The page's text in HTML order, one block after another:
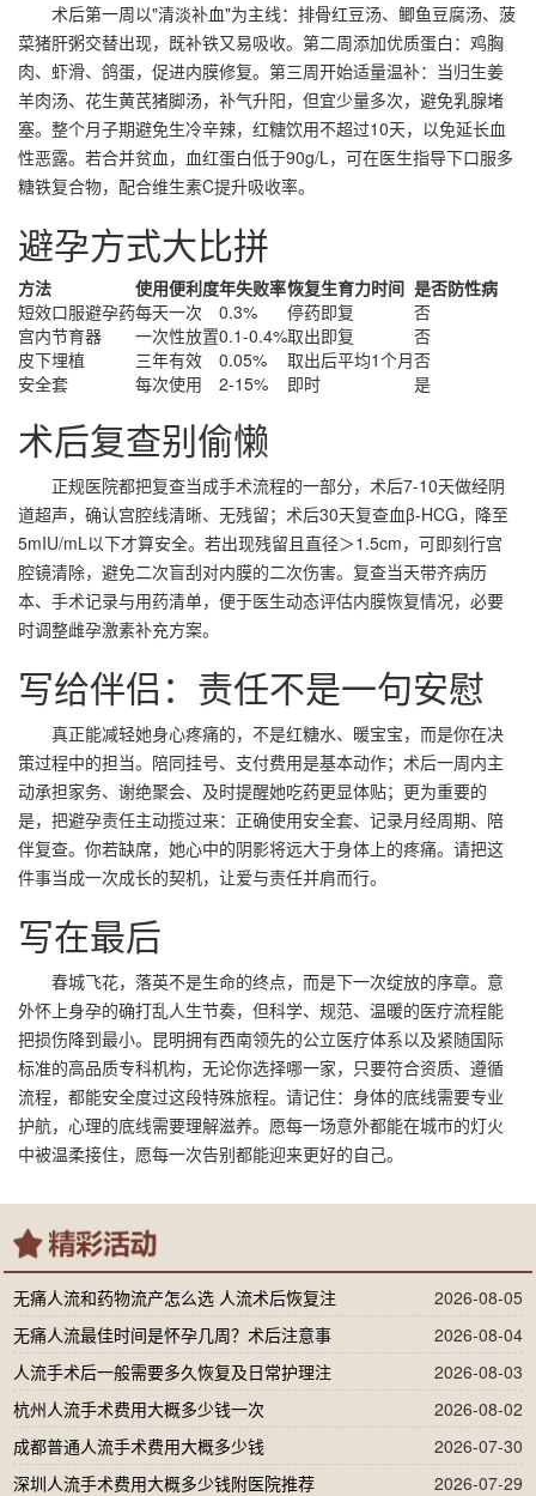
术后第一周以"清淡补血"为主线：排骨红豆汤、鲫鱼豆腐汤、菠
菜猪肝粥交替出现，既补铁又易吸收。第二周添加优质蛋白：鸡胸
肉、虾滑、鸽蛋，促进内膜修复。第三周开始适量温补：当归生姜
羊肉汤、花生黄芪猪脚汤，补气升阳，但宜少量多次，避免乳腺堵
塞。整个月子期避免生冷辛辣，红糖饮用不超过10天，以免延长血
性恶露。若合并贫血，血红蛋白低于90g/L，可在医生指导下口服多
糖铁复合物，配合维生素C提升吸收率。
避孕方式大比拼
方法 使用便利度年失败率恢复生育力时间 是否防性病
短效口服避孕药每天一次 0.3% 停药即复
否
宫内节育器
一次性放置0.1-0.4%取出即复
否
皮下埋植
三年有效 0.05% 取出后平均1个月否
安全套
每次使用 2-15% 即时 是
术后复查别偷懒
正规医院都把复查当成手术流程的一部分，术后7-10天做经阴
道超声，确认宫腔线清晰、无残留；术后30天复查血β-HCG，降至
5mIU/mL以下才算安全。若出现残留且直径＞1.5cm，可即刻行宫
腔镜清除，避免二次盲刮对内膜的二次伤害。复查当天带齐病历
本、手术记录与用药清单，便于医生动态评估内膜恢复情况，必要
时调整雌孕激素补充方案。
写给伴侣：责任不是一句安慰
真正能减轻她身心疼痛的，不是红糖水、暖宝宝，而是你在决
策过程中的担当。陪同挂号、支付费用是基本动作；术后一周内主
动承担家务、谢绝聚会、及时提醒她吃药更显体贴；更为重要的
是，把避孕责任主动揽过来：正确使用安全套、记录月经周期、陪
伴复查。你若缺席，她心中的阴影将远大于身体上的疼痛。请把这
件事当成一次成长的契机，让爱与责任并肩而行。
写在最后
春城飞花，落英不是生命的终点，而是下一次绽放的序章。意
外怀上身孕的确打乱人生节奏，但科学、规范、温暖的医疗流程能
把损伤降到最小。昆明拥有西南领先的公立医疗体系以及紧随国际
标准的高品质专科机构，无论你选择哪一家，只要符合资质、遵循
流程，都能安全度过这段特殊旅程。请记住：身体的底线需要专业
护航，心理的底线需要理解滋养。愿每一场意外都能在城市的灯火
中被温柔接住，愿每一次告别都能迎来更好的自己。
无痛人流和药物流产怎么选 人流术后恢复注
2026-08-05
无痛人流最佳时间是怀孕几周？术后注意事
2026-08-04
人流手术后一般需要多久恢复及日常护理注
2026-08-03
杭州人流手术费用大概多少钱一次
2026-08-02
成都普通人流手术费用大概多少钱
2026-07-30
深圳人流手术费用大概多少钱附医院推荐
2026-07-29